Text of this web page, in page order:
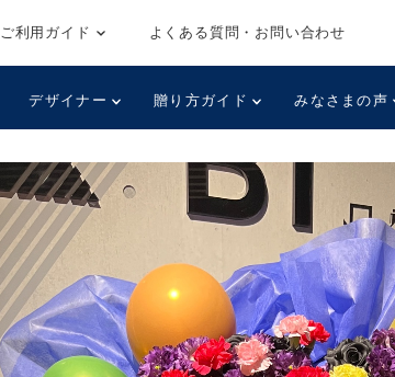
ご利用ガイド よくある質問・お問い合わせ
デザイナー 贈り方ガイド みなさまの声